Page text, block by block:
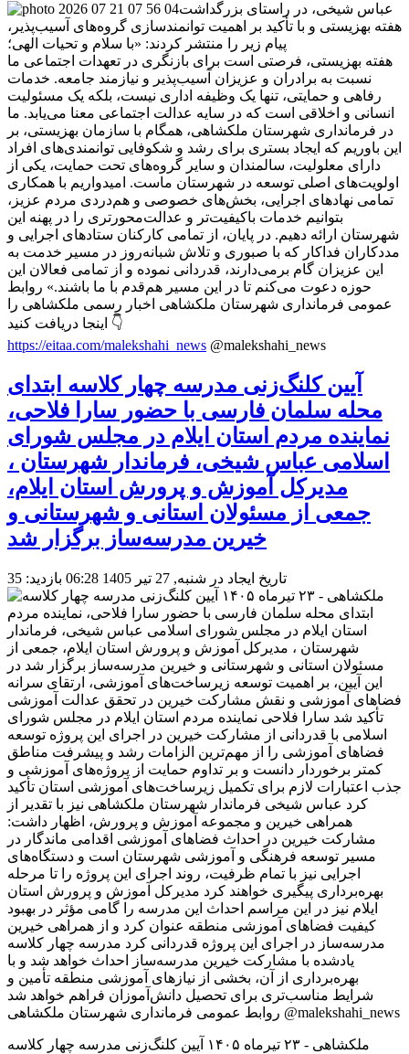
عباس شیخی، در راستای بزرگداشت
هفته بهزیستی و با تأکید بر اهمیت توانمندسازی گروه‌های آسیب‌پذیر،
پیام زیر را منتشر کردند: «با سلام و تحیات الهی؛
هفته بهزیستی، فرصتی است برای بازنگری در تعهدات اجتماعی ما
نسبت به برادران و عزیزان آسیب‌پذیر و نیازمند جامعه. خدمات
رفاهی و حمایتی، تنها یک وظیفه اداری نیست، بلکه یک مسئولیت
انسانی و اخلاقی است که در سایه عدالت اجتماعی معنا می‌یابد. ما
در فرمانداری شهرستان ملکشاهی، همگام با سازمان بهزیستی، بر
این باوریم که ایجاد بستری برای رشد و شکوفایی توانمندی‌های افراد
دارای معلولیت، سالمندان و سایر گروه‌های تحت حمایت، یکی از
اولویت‌های اصلی توسعه در شهرستان ماست. امیدواریم با همکاری
تمامی نهادهای اجرایی، بخش‌های خصوصی و هم‌دردی مردم عزیز،
بتوانیم خدمات باکیفیت‌تر و عدالت‌محورتری را در پهنه این
شهرستان ارائه دهیم. در پایان، از تمامی کارکنان ستادهای اجرایی و
مددکاران فداکار که با صبوری و تلاش شبانه‌روز در مسیر خدمت به
این عزیزان گام برمی‌دارند، قدردانی نموده و از تمامی فعالان این
حوزه دعوت می‌کنم تا در این مسیر هم‌قدم با ما باشند.» روابط
عمومی فرمانداری شهرستان ملکشاهی اخبار رسمی ملکشاهی را
اینجا دریافت کنید 👇
https://eitaa.com/malekshahi_news @malekshahi_news
آیین کلنگ‌زنی مدرسه چهار کلاسه ابتدای
محله سلمان فارسی با حضور سارا فلاحی،
نماینده مردم استان ایلام در مجلس شورای
اسلامی عباس شیخی، فرماندار شهرستان ،
مدیرکل آموزش و پرورش استان ایلام،
جمعی از مسئولان استانی و شهرستانی و
خیرین مدرسه‌ساز برگزار شد
تاریخ ایجاد در شنبه, 27 تیر 1405 06:28 بازدید: 35
ملکشاهی - ۲۳ تیرماه ۱۴۰۵ آیین کلنگ‌زنی مدرسه چهار کلاسه